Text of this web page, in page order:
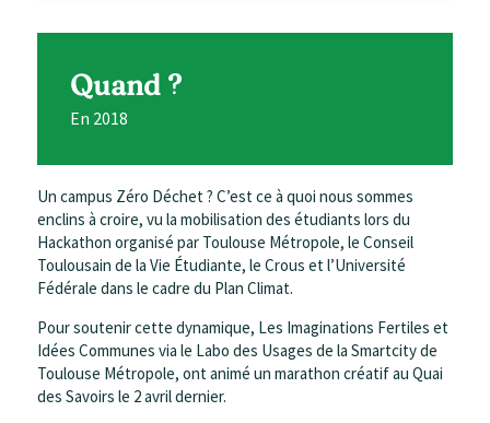
Quand ?
En 2018
Un campus Zéro Déchet ? C’est ce à quoi nous sommes
enclins à croire, vu la mobilisation des étudiants lors du
Hackathon organisé par Toulouse Métropole, le Conseil
Toulousain de la Vie Étudiante, le Crous et l’Université
Fédérale dans le cadre du Plan Climat.
Pour soutenir cette dynamique, Les Imaginations Fertiles et
Idées Communes via le Labo des Usages de la Smartcity de
Toulouse Métropole, ont animé un marathon créatif au Quai
des Savoirs le 2 avril dernier.